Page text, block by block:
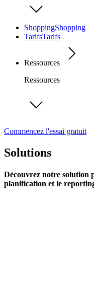
ShoppingShopping
TarifsTarifs
Ressources
Ressources
Commencez l'essai gratuit
Solutions
Découvrez notre solution
planification et le